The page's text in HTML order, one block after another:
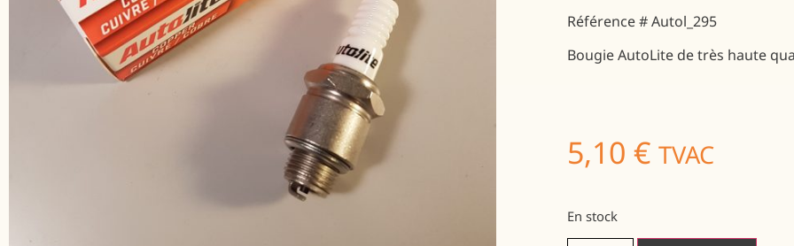
Référence # Autol_295
Bougie AutoLite de très haute
5,10 € TVAC
En stock